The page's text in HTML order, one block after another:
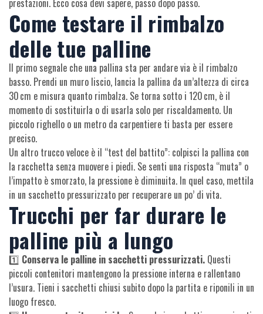
prestazioni. Ecco cosa devi sapere, passo dopo passo.
Come testare il rimbalzo
delle tue palline
Il primo segnale che una pallina sta per andare via è il rimbalzo
basso. Prendi un muro liscio, lancia la pallina da un’altezza di circa
30 cm e misura quanto rimbalza. Se torna sotto i 120 cm, è il
momento di sostituirla o di usarla solo per riscaldamento. Un
piccolo righello o un metro da carpentiere ti basta per essere
preciso.
Un altro trucco veloce è il “test del battito”: colpisci la pallina con
la racchetta senza muovere i piedi. Se senti una risposta “muta” o
l’impatto è smorzato, la pressione è diminuita. In quel caso, mettila
in un sacchetto pressurizzato per recuperare un po’ di vita.
Trucchi per far durare le
palline più a lungo
1️⃣ Conserva le palline in sacchetti pressurizzati. Questi
piccoli contenitori mantengono la pressione interna e rallentano
l’usura. Tieni i sacchetti chiusi subito dopo la partita e riponili in un
luogo fresco.